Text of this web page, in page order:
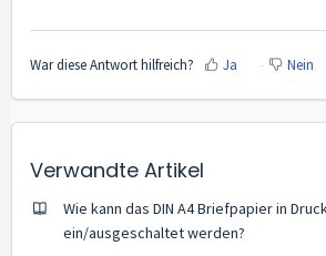
War diese Antwort hilfreich? Ja Nein
Verwandte Artikel
Wie kann das DIN A4 Briefpapier in
ein/ausgeschaltet werden?